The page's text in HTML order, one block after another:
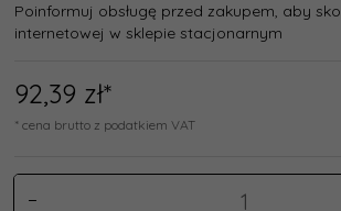
Poinformuj obsługę przed zakupem, aby
internetowej w sklepie stacjonarnym
92,39 zł*
* cena brutto z podatkiem VAT